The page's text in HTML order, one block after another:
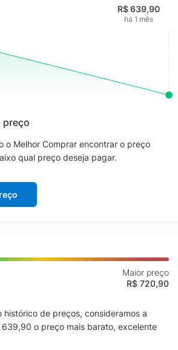
R$ 639,90
há 1 mês
preço
o Melhor Comprar encontrar o preço
qual preço deseja pagar.
Maior preço
R$ 720,90
histórico de preços, consideramos a
o preço mais barato, excelente